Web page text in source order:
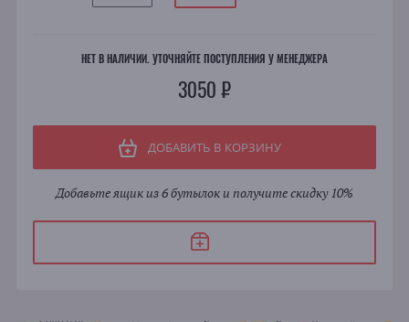
НЕТ В НАЛИЧИИ. УТОЧНЯЙТЕ ПОСТУПЛЕНИЯ У МЕНЕДЖЕРА
3050 ₽
ДОБАВИТЬ В КОРЗИНУ
Добавьте ящик из 6 бутылок и получите скидку 10%